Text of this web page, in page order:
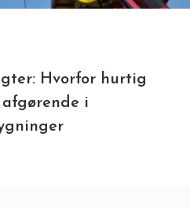
Hvorfor hurtig
i